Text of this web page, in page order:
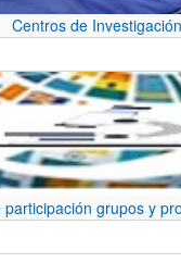
Centros de Investigación
participación grupos y